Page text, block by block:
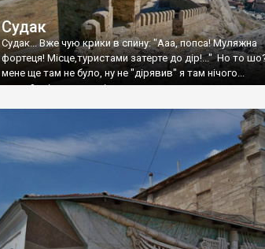
Судак
Судак... Вже чую крики в спину: "Ааа, попса! Муляжна
фортеця! Місце,туристами затерте до дір!..." Но то
мене ще там не було, ну не "дірявив" я там нічого...
принаймні до цього літа.